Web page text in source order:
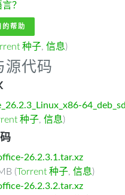
？
的帮助
种子, 信息)
源代码
种子, 信息)
26.2.3.1.tar.xz
(Torrent 种子, 信息)
26.2.3.2.tar.xz